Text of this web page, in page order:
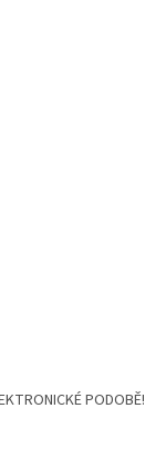
PODOBĚ!